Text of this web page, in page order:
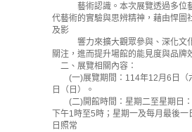
藝術認識。本次展覽透過多位藝
代藝術的實驗與思辨精神，藉由悍圖
及影
響力來擴大觀眾參與、深化文化
關注，進而提升場館的能見度與品牌
二、展覽相關內容：
(一)展覽期間：114年12月6日（
日（日）。
(二)開館時間：星期二至星期日：
下午1時至5時；星期一及每月最後
日照常